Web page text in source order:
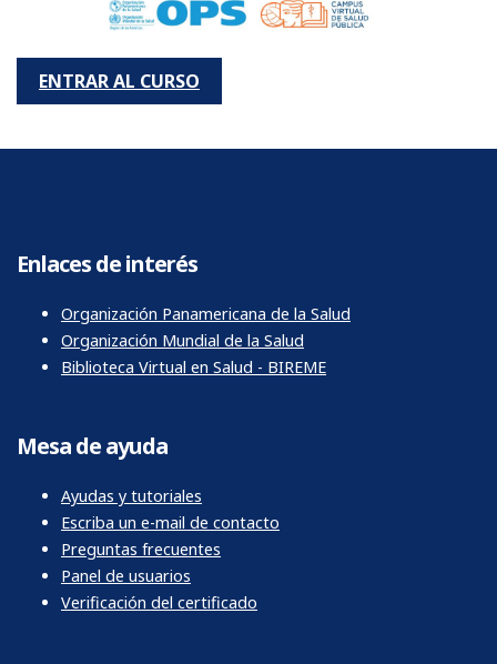
ENTRAR AL CURSO
Enlaces de interés
Organización Panamericana de la Salud
Organización Mundial de la Salud
Biblioteca Virtual en Salud - BIREME
Mesa de ayuda
Ayudas y tutoriales
Escriba un e-mail de contacto
Preguntas frecuentes
Panel de usuarios
Verificación del certificado